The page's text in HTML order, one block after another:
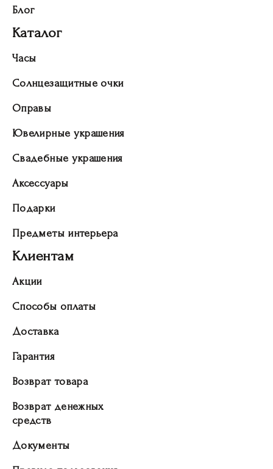
Блог
Каталог
Часы
Солнцезащитные очки
Оправы
Ювелирные украшения
Свадебные украшения
Аксессуары
Подарки
Предметы интерьера
Клиентам
Акции
Способы оплаты
Доставка
Гарантия
Возврат товара
Возврат денежных
средств
Документы